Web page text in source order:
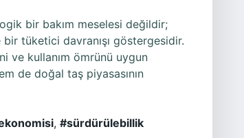
bir bakım meselesi değildir;
tüketici davranışı göstergesidir.
ve kullanım ömrünü uygun
de doğal taş piyasasının
, #sürdürülebillik